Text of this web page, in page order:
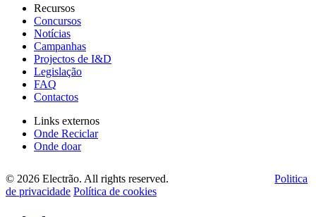
Recursos
Concursos
Notícias
Campanhas
Projectos de I&D
Legislação
FAQ
Contactos
Links externos
Onde Reciclar
Onde doar
© 2026 Electrão. All rights reserved.
Politica
de privacidade Política de cookies